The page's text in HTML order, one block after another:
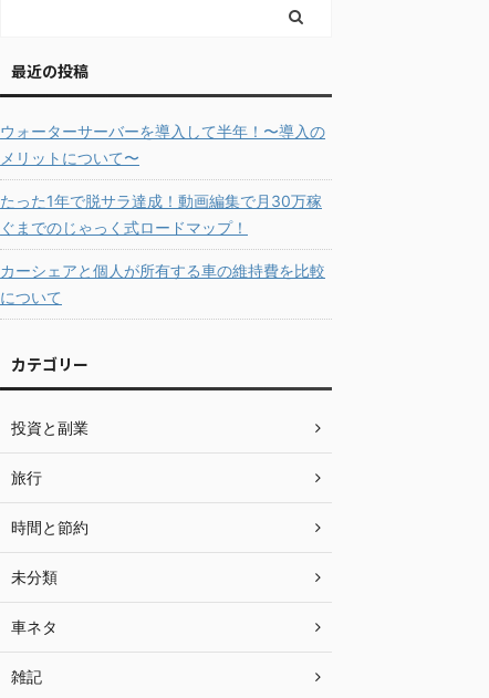
最近の投稿
ウォーターサーバーを導入して半年！〜導入の
メリットについて〜
たった1年で脱サラ達成！動画編集で月30万稼
ぐまでのじゃっく式ロードマップ！
カーシェアと個人が所有する車の維持費を比較
について
カテゴリー
投資と副業
旅行
時間と節約
未分類
車ネタ
雑記